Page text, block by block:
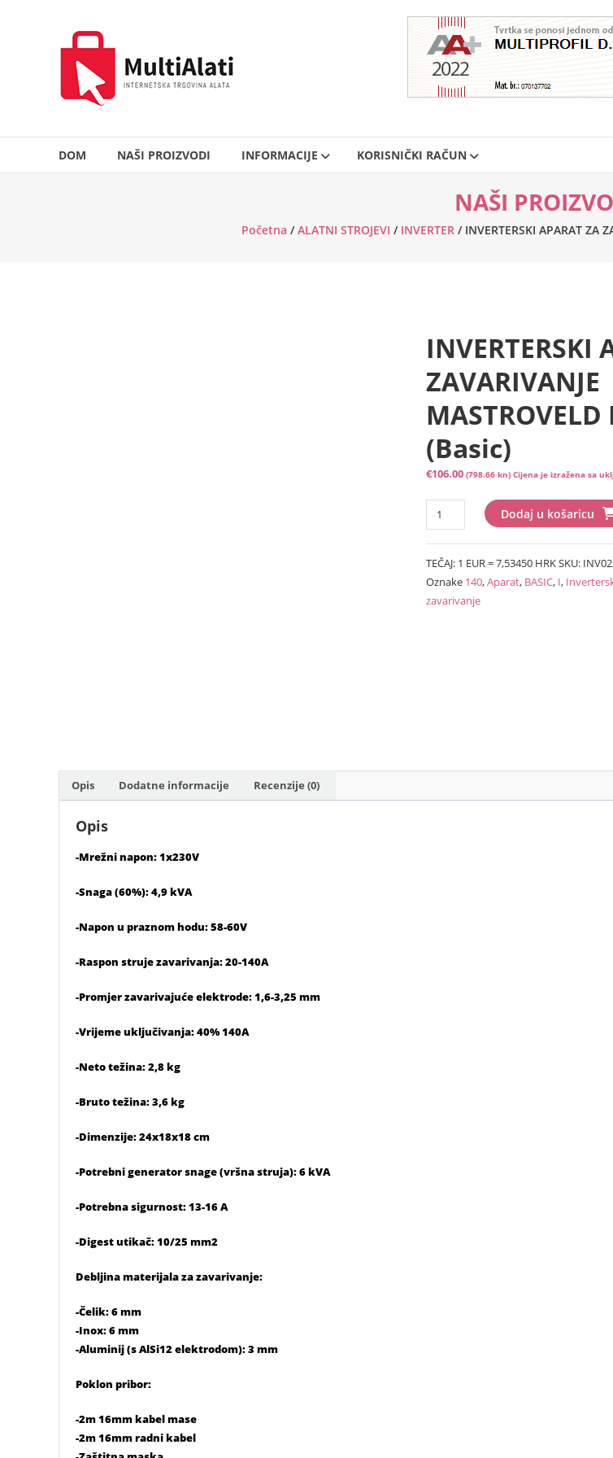
MultiAlati
Internetska
trgovina
alata
DOM NAŠI PROIZVODI INFORMACIJE KORISNIČKI RAČUN
NAŠI
Početna /ALATNI STROJEVI / INVERTER / INVERTERSKI APARAT ZA
INVERTERSKI
ZAVARIVANJE
(Basic)
€106.00 (798.66 kn) Cijena je izražena sa
INVERTERSKI
APARAT
ZA
ZAVARIVANJE
MASTROVELD
MINI-
Dodaj u košaricu
TEČAJ: 1 EUR = 7,53450 HRKSKU:
Oznake 140,Aparat, BASIC, I,
zavarivanje
Opis Dodatne informacije Recenzije (0)
Opis
-Mrežni napon: 1x230V
-Snaga (60%): 4,9 kVA
-Napon u praznom hodu: 58-60V
-Raspon struje zavarivanja: 20-140A
-Promjer zavarivajuće elektrode: 1,6-3,25 mm
-Vrijeme uključivanja: 40% 140A
-Neto težina: 2,8 kg
-Bruto težina: 3,6 kg
-Dimenzije: 24x18x18 cm
-Potrebni generator snage (vršna struja): 6 kVA
-Potrebna sigurnost: 13-16 A
-Digest utikač: 10/25 mm2
Debljina materijala za zavarivanje:
-Čelik: 6 mm
-Inox: 6 mm
-Aluminij (s AlSi12 elektrodom): 3 mm
Poklon pribor:
-2m 16mm kabel mase
-2m 16mm radni kabel